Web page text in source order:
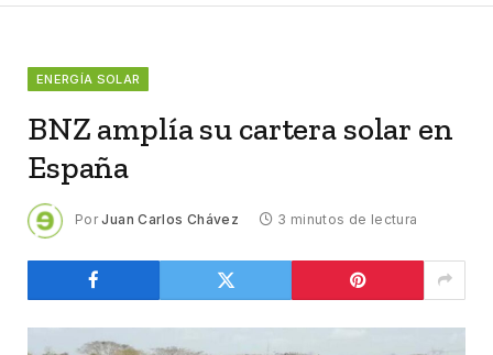
ENERGÍA SOLAR
BNZ amplía su cartera solar en
España
Por Juan Carlos Chávez 3 minutos de lectura